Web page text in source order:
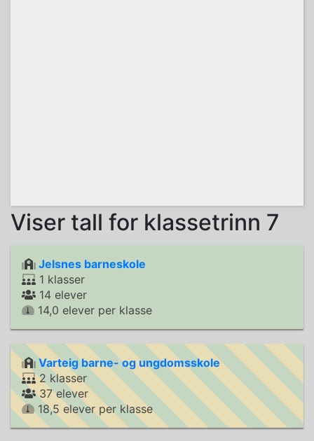
Viser tall for klassetrinn 7
Jelsnes barneskole
1 klasser
14 elever
14,0 elever per klasse
Varteig barne- og ungdomsskole
2 klasser
37 elever
18,5 elever per klasse